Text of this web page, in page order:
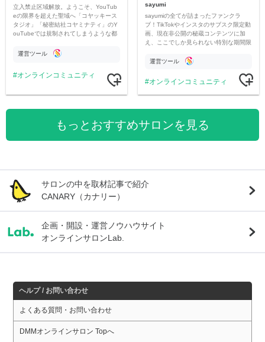
立入禁止区域解放。ようこそ、YouTub
eの限界を超えた聖域へ「コヤッキース
タジオ」「秘密結社コヤミナティ」のY
ouTubeでは規制されてしまうような都
公開。
運営ツール
オンラインコミュニティ
sayumi
sayumiの全てが詰まったファンクラ
ブ！TikTokやインスタのサブスク限定動
画、現在非公開の秘蔵コンテンツに加
え、ここでしか見られない特別な期間限
運営ツール
オンラインコミュニティ
もっとおすすめサロンを見る
サロンの中を取材記事で紹介
CANARY（カナリー）
企画・開設・運営ノウハウサイト
オンラインサロンLab.
ヘルプ / お問い合わせ
よくある質問・お問い合わせ
DMMオンラインサロン Topへ